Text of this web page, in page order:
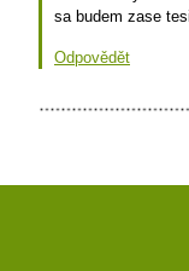
sa budem zase
Odpovědět